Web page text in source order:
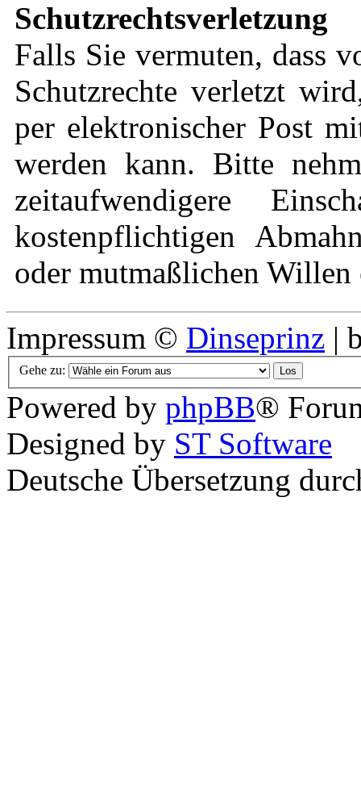
Schutzrechtsverletzung
Falls Sie vermuten, dass
Schutzrechte verletzt
per elektronischer Post
werden kann. Bitte
zeitaufwendigere
kostenpflichtigen
oder mutmaßlichen Willen
Impressum © Dinseprinz |
Gehe zu:
Powered by phpBB®
Designed by ST Software
Deutsche Übersetzung